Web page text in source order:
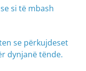
si të mbash
se përkujdeset
dynjanë tënde.